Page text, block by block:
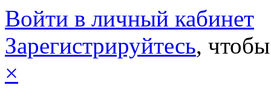
Войти в личный кабинет
Зарегистрируйтесь,
×